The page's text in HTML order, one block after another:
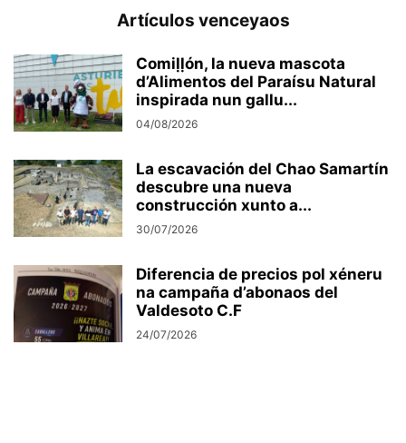
Artículos venceyaos
Comiḷḷón, la nueva mascota
d’Alimentos del Paraísu Natural
inspirada nun gallu...
04/08/2026
La escavación del Chao Samartín
descubre una nueva
construcción xunto a...
30/07/2026
Diferencia de precios pol xéneru
na campaña d’abonaos del
Valdesoto C.F
24/07/2026